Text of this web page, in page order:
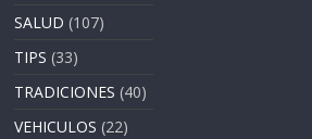
SALUD (107)
TIPS (33)
TRADICIONES (40)
VEHICULOS (22)